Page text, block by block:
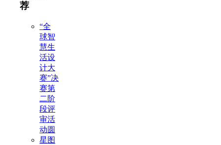
荐
“全
球智
慧生
活设
计大
赛”决
赛第
二阶
段评
审活
动圆
星图